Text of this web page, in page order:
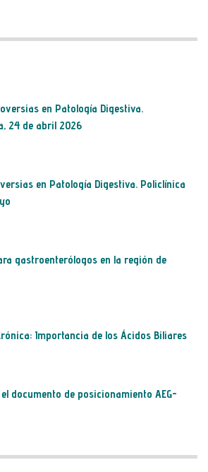
en Patología Digestiva.
24 de abril 2026
en Patología Digestiva. Policlínica
gastroenterólogos en la región de
Importancia de los Ácidos Biliares
documento de posicionamiento AEG-